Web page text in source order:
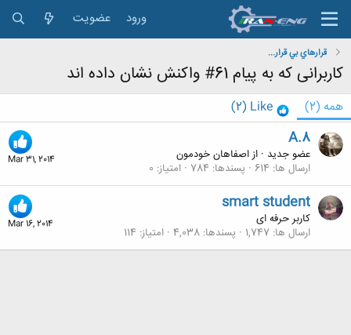
ورود عضویت
قرارهاي بي قرار...
کاربرانی که به پیام 61# واکنش نشان داده اند
همه (2)
Like
(2)
Mar 31, 2014
A.8
عضو جدید · ازاصفاهان خودمون
ارسال ها 614 پسندها 784 امتیاز 0
Mar 16, 2014
smart student
کاربر حرفه ای
ارسال ها 1,747 پسندها 4,038 امتیاز 114